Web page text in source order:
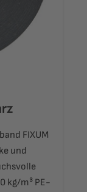
FIXUM
und
kg/m³ PE-